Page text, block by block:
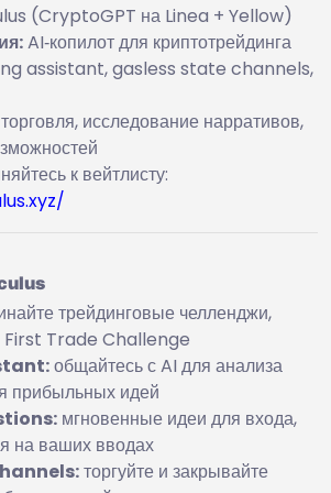
(CryptoGPT на Linea + Yellow)
AI‑копилот для криптотрейдинга
assistant, gasless state channels,
исследование нарративов,
к вейтлисту:
трейдинговые челленджи,
First Trade Challenge
общайтесь с AI для анализа
прибыльных идей
мгновенные идеи для входа,
на ваших вводах
торгуйте и закрывайте